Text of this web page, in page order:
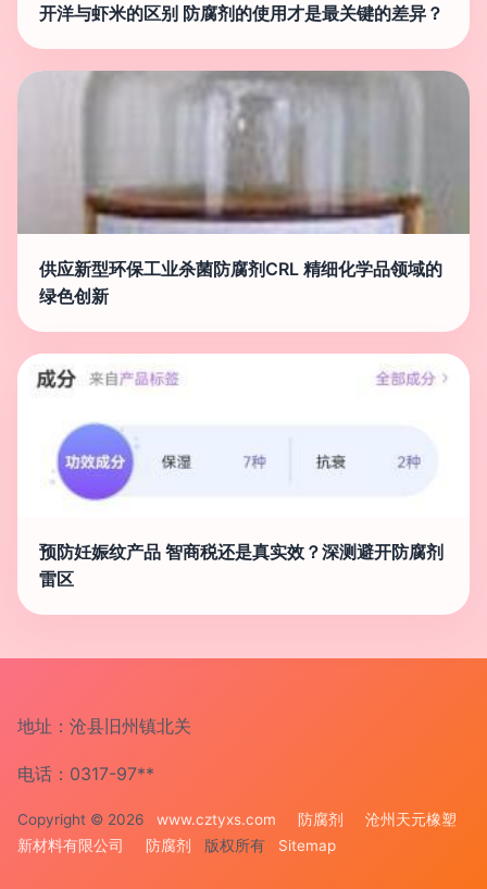
开洋与虾米的区别 防腐剂的使用才是最关键的差异？
供应新型环保工业杀菌防腐剂CRL 精细化学品领域的
绿色创新
预防妊娠纹产品 智商税还是真实效？深测避开防腐剂
雷区
地址：沧县旧州镇北关
电话：0317-97**
Copyright © 2026 www.cztyxs.com 防腐剂
沧州天元橡塑
新材料有限公司
防腐剂 版权所有 Sitemap